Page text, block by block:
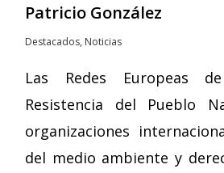
Patricio González
Destacados, Noticias
Las Redes Europeas
Resistencia del Pueblo
organizaciones
del medio ambiente y